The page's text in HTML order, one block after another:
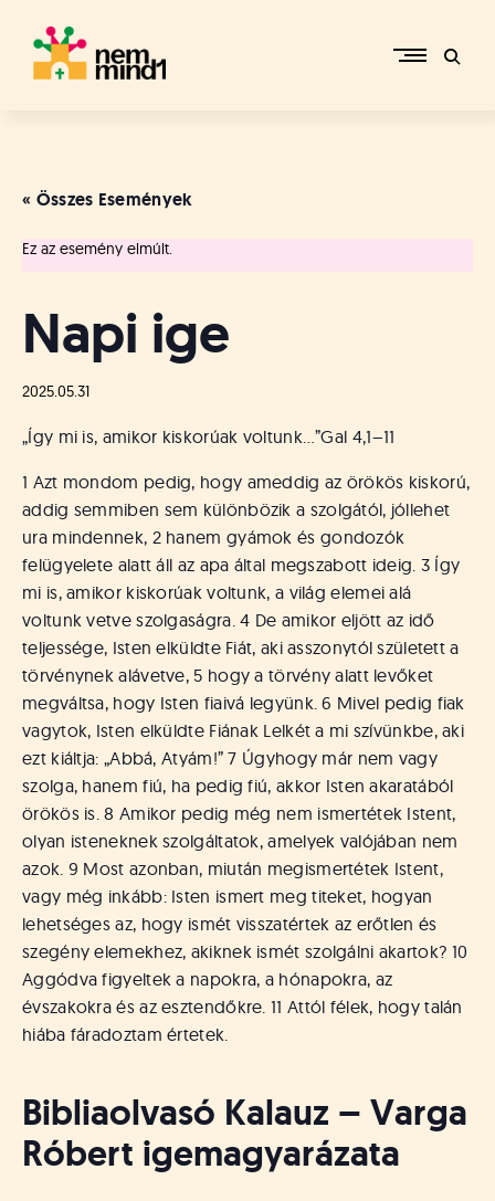
content
p
r
i
R
f
r
m
á
t
u
s
o
k
e
-
L
a
p
j
a
« Összes Események
Ez az esemény elmúlt.
Napi ige
2025.05.31
„Így mi is, amikor kiskorúak voltunk…”Gal 4,1–11
1 Azt mondom pedig, hogy ameddig az örökös kiskorú,
addig semmiben sem különbözik a szolgától, jóllehet
ura mindennek, 2 hanem gyámok és gondozók
felügyelete alatt áll az apa által megszabott ideig. 3 Így
mi is, amikor kiskorúak voltunk, a világ elemei alá
voltunk vetve szolgaságra. 4 De amikor eljött az idő
teljessége, Isten elküldte Fiát, aki asszonytól született a
törvénynek alávetve, 5 hogy a törvény alatt levőket
megváltsa, hogy Isten fiaivá legyünk. 6 Mivel pedig fiak
vagytok, Isten elküldte Fiának Lelkét a mi szívünkbe, aki
ezt kiáltja: „Abbá, Atyám!” 7 Úgyhogy már nem vagy
szolga, hanem fiú, ha pedig fiú, akkor Isten akaratából
örökös is. 8 Amikor pedig még nem ismertétek Istent,
olyan isteneknek szolgáltatok, amelyek valójában nem
azok. 9 Most azonban, miután megismertétek Istent,
vagy még inkább: Isten ismert meg titeket, hogyan
lehetséges az, hogy ismét visszatértek az erőtlen és
szegény elemekhez, akiknek ismét szolgálni akartok? 10
Aggódva figyeltek a napokra, a hónapokra, az
évszakokra és az esztendőkre. 11 Attól félek, hogy talán
hiába fáradoztam értetek.
Bibliaolvasó Kalauz – Varga
Róbert igemagyarázata